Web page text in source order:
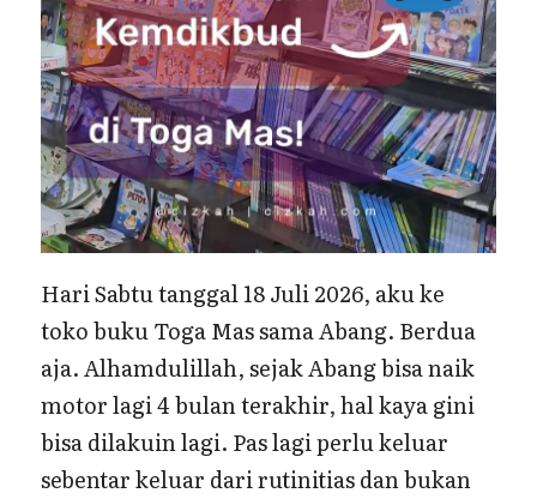
Hari Sabtu tanggal 18 Juli 2026, aku ke
toko buku Toga Mas sama Abang. Berdua
aja. Alhamdulillah, sejak Abang bisa naik
motor lagi 4 bulan terakhir, hal kaya gini
bisa dilakuin lagi. Pas lagi perlu keluar
sebentar keluar dari rutinitias dan bukan